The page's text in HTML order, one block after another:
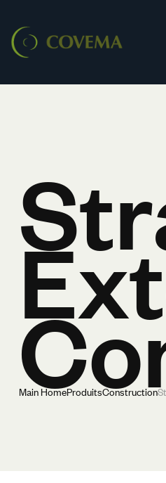
Main HomeProduitsConstruction